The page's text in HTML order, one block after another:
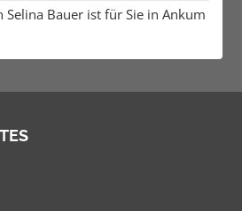
Bauer ist für Sie in Ankum